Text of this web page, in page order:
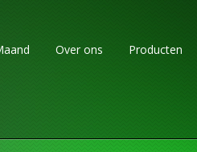
Over ons Producten